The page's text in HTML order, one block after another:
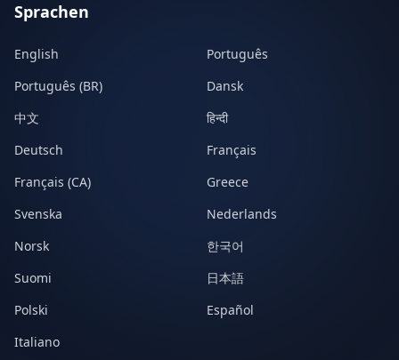
Sprachen
English
Português
Português (BR)
Dansk
中文
हिन्दी
Deutsch
Français
Français (CA)
Greece
Svenska
Nederlands
Norsk
한국어
Suomi
日本語
Polski
Español
Italiano